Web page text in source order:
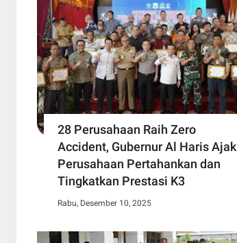
28 Perusahaan Raih Zero
Accident, Gubernur Al Haris Ajak
Perusahaan Pertahankan dan
Tingkatkan Prestasi K3
Rabu, Desember 10, 2025